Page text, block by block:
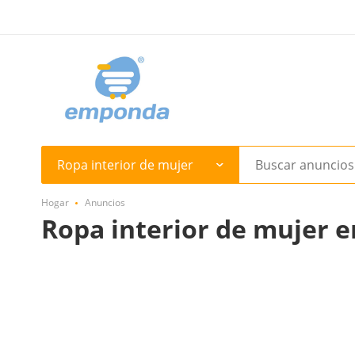
Ropa interior de mujer
Hogar Anuncios
Ropa interior de mujer